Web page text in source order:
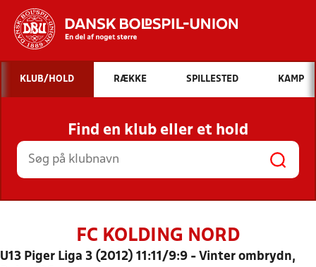
Hvad vil du søge efter?
INDHOLD OG NYHEDER
STILLINGER, RESULTATER, KLUBBER OG
HOLD
KLUB/HOLD RÆKKE SPILLESTED KAMP
Find en klub eller et hold
FC KOLDING NORD
U13 Piger Liga 3 (2012) 11:11/9:9 - Vinter ombrydn,